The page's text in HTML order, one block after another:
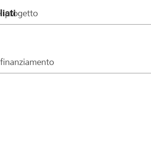
progetto